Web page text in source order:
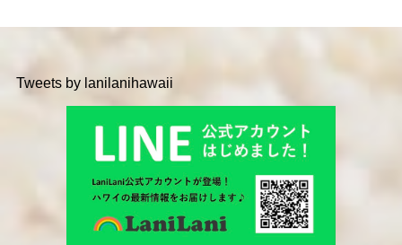
Tweets by lanilanihawaii